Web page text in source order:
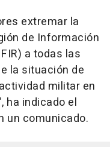
extremar la
de Información
a todas las
la situación de
militar en
ha indicado el
un comunicado.